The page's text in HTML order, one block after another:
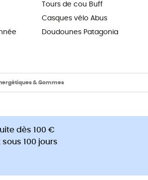
Tours de cou Buff
Casques vélo Abus
Doudounes Patagonia
& Gommes
dès 100 €
100 jours